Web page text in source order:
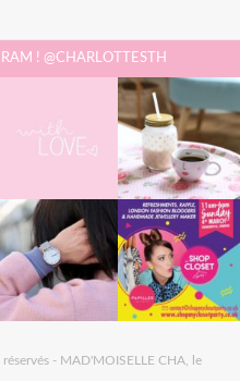
! @CHARLOTTESTH
- MAD'MOISELLE CHA, le